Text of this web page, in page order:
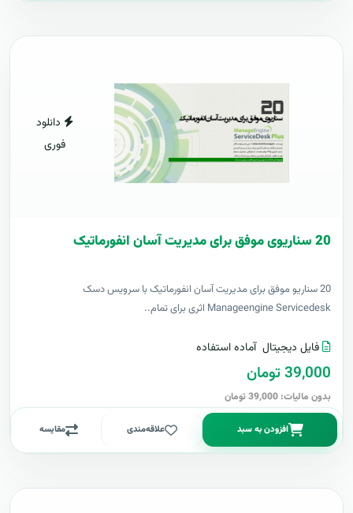
دانلود
فوری
20 سناریوی موفق برای مدیریت آسان انفورماتیک
20 سناریو موفق برای مدیریت آسان انفورماتیک با سرویس دسک
Manageengine Servicedesk اثری برای تمام..
فایل دیجیتال آماده استفاده
39,000 تومان
بدون مالیات: 39,000 تومان
افزودن به سبد علاقه‌مندی مقایسه